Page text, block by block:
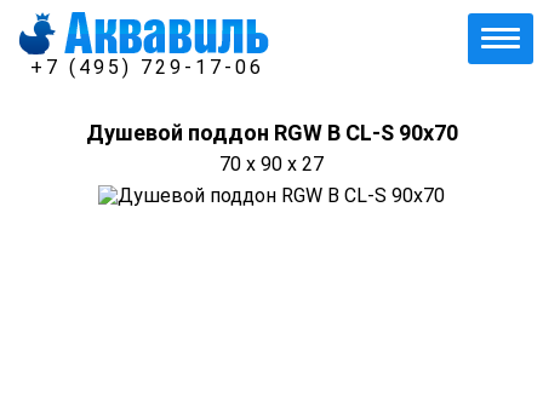
+7 (495) 729-17-06
Душевой поддон RGW B CL-S 90x70
70 x 90 x 27